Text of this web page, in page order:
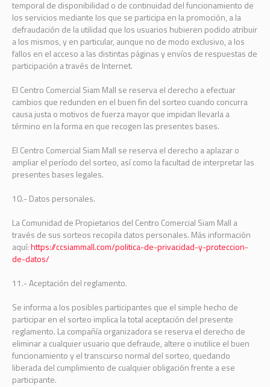
temporal de disponibilidad o de continuidad del funcionamiento de
los servicios mediante los que se participa en la promoción, a la
defraudación de la utilidad que los usuarios hubieren podido atribuir
a los mismos, y en particular, aunque no de modo exclusivo, a los
fallos en el acceso a las distintas páginas y envíos de respuestas de
participación a través de Internet.
El Centro Comercial Siam Mall se reserva el derecho a efectuar
cambios que redunden en el buen fin del sorteo cuando concurra
causa justa o motivos de fuerza mayor que impidan llevarla a
término en la forma en que recogen las presentes bases.
El Centro Comercial Siam Mall se reserva el derecho a aplazar o
ampliar el período del sorteo, así como la facultad de interpretar las
presentes bases legales.
10.- Datos personales.
La Comunidad de Propietarios del Centro Comercial Siam Mall a
través de sus sorteos recopila datos personales. Más información
aquí:https://ccsiammall.com/politica-de-privacidad-y-proteccion-
de-datos/
11.- Aceptación del reglamento.
Se informa a los posibles participantes que el simple hecho de
participar en el sorteo implica la total aceptación del presente
reglamento. La compañía organizadora se reserva el derecho de
eliminar a cualquier usuario que defraude, altere o inutilice el buen
funcionamiento y el transcurso normal del sorteo, quedando
liberada del cumplimiento de cualquier obligación frente a ese
participante.